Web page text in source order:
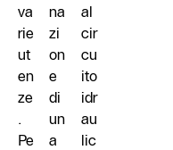
va
rie
ut
en
ze
.
Pe
na
zi
on
e
di
un
a
al
cir
cu
ito
idr
au
lic